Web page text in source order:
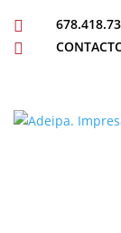

